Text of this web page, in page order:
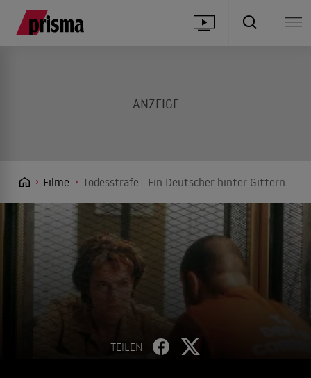
Filme Todesstrafe - Ein Deutscher hinter Gittern
TEILEN